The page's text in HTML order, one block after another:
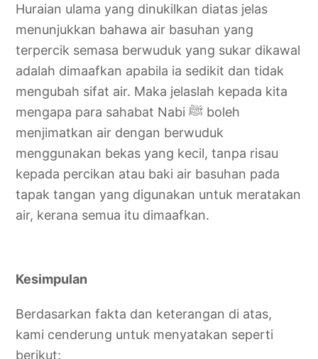
Huraian ulama yang dinukilkan diatas jelas
menunjukkan bahawa air basuhan yang
terpercik semasa berwuduk yang sukar dikawal
adalah dimaafkan apabila ia sedikit dan tidak
mengubah sifat air. Maka jelaslah kepada kita
mengapa para sahabat Nabi ﷺ boleh
menjimatkan air dengan berwuduk
menggunakan bekas yang kecil, tanpa risau
kepada percikan atau baki air basuhan pada
tapak tangan yang digunakan untuk meratakan
air, kerana semua itu dimaafkan.
Kesimpulan
Berdasarkan fakta dan keterangan di atas,
kami cenderung untuk menyatakan seperti
berikut: